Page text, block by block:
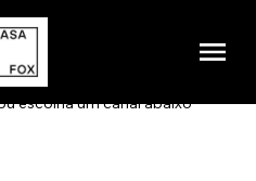
escolha um canal abaixo